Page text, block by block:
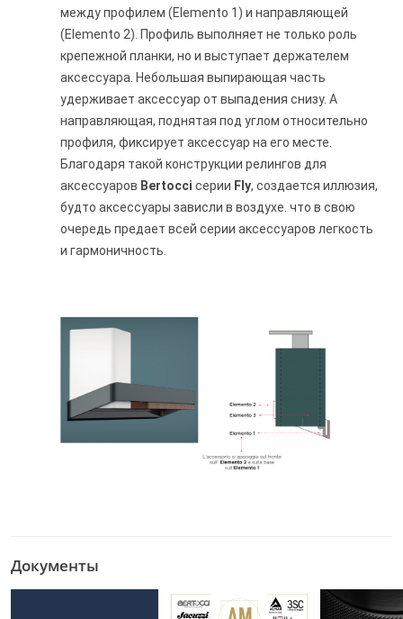
между профилем (Elemento 1) и направляющей
(Elemento 2). Профиль выполняет не только роль
крепежной планки, но и выступает держателем
аксессуара. Небольшая выпирающая часть
удерживает аксессуар от выпадения снизу. А
направляющая, поднятая под углом относительно
профиля, фиксирует аксессуар на его месте.
Благодаря такой конструкции релингов для
аксессуаров Bertocci серии Fly, создается иллюзия,
будто аксессуары зависли в воздухе. что в свою
очередь предает всей серии аксессуаров легкость
и гармоничность.
Документы